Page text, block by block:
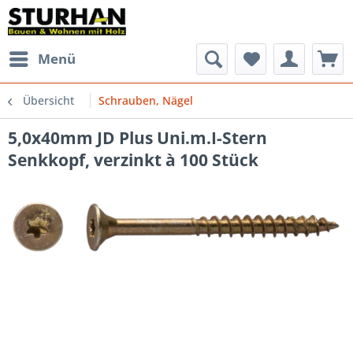
Menü
Übersicht Schrauben, Nägel
5,0x40mm JD Plus Uni.m.I-Stern
Senkkopf, verzinkt à 100 Stück